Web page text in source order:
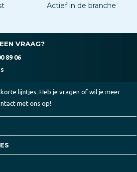
Actief in de branche
VRAAG?
89 06
lijntjes. Heb je vragen of wil je meer
met ons op!